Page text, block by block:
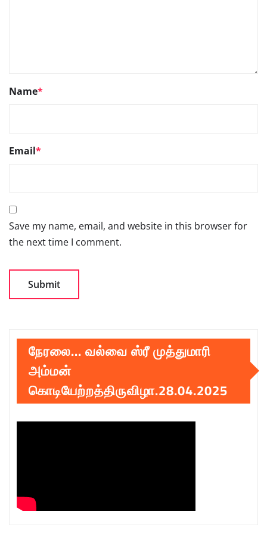
Name*
Email*
Save my name, email, and website in this browser for
the next time I comment.
நேரலை… வல்வை ஸ்ரீ முத்துமாரி
அம்மன்
கொடியேற்றத்திருவிழா.28.04.2025